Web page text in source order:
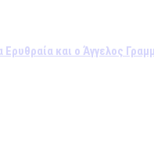
και ο Άγγελος